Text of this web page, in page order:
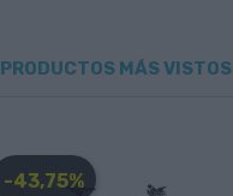
PRODUCTOS MÁS VISTOS
-43,75%